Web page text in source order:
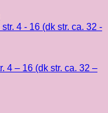
4 – 16 (dk str. ca. 32 –